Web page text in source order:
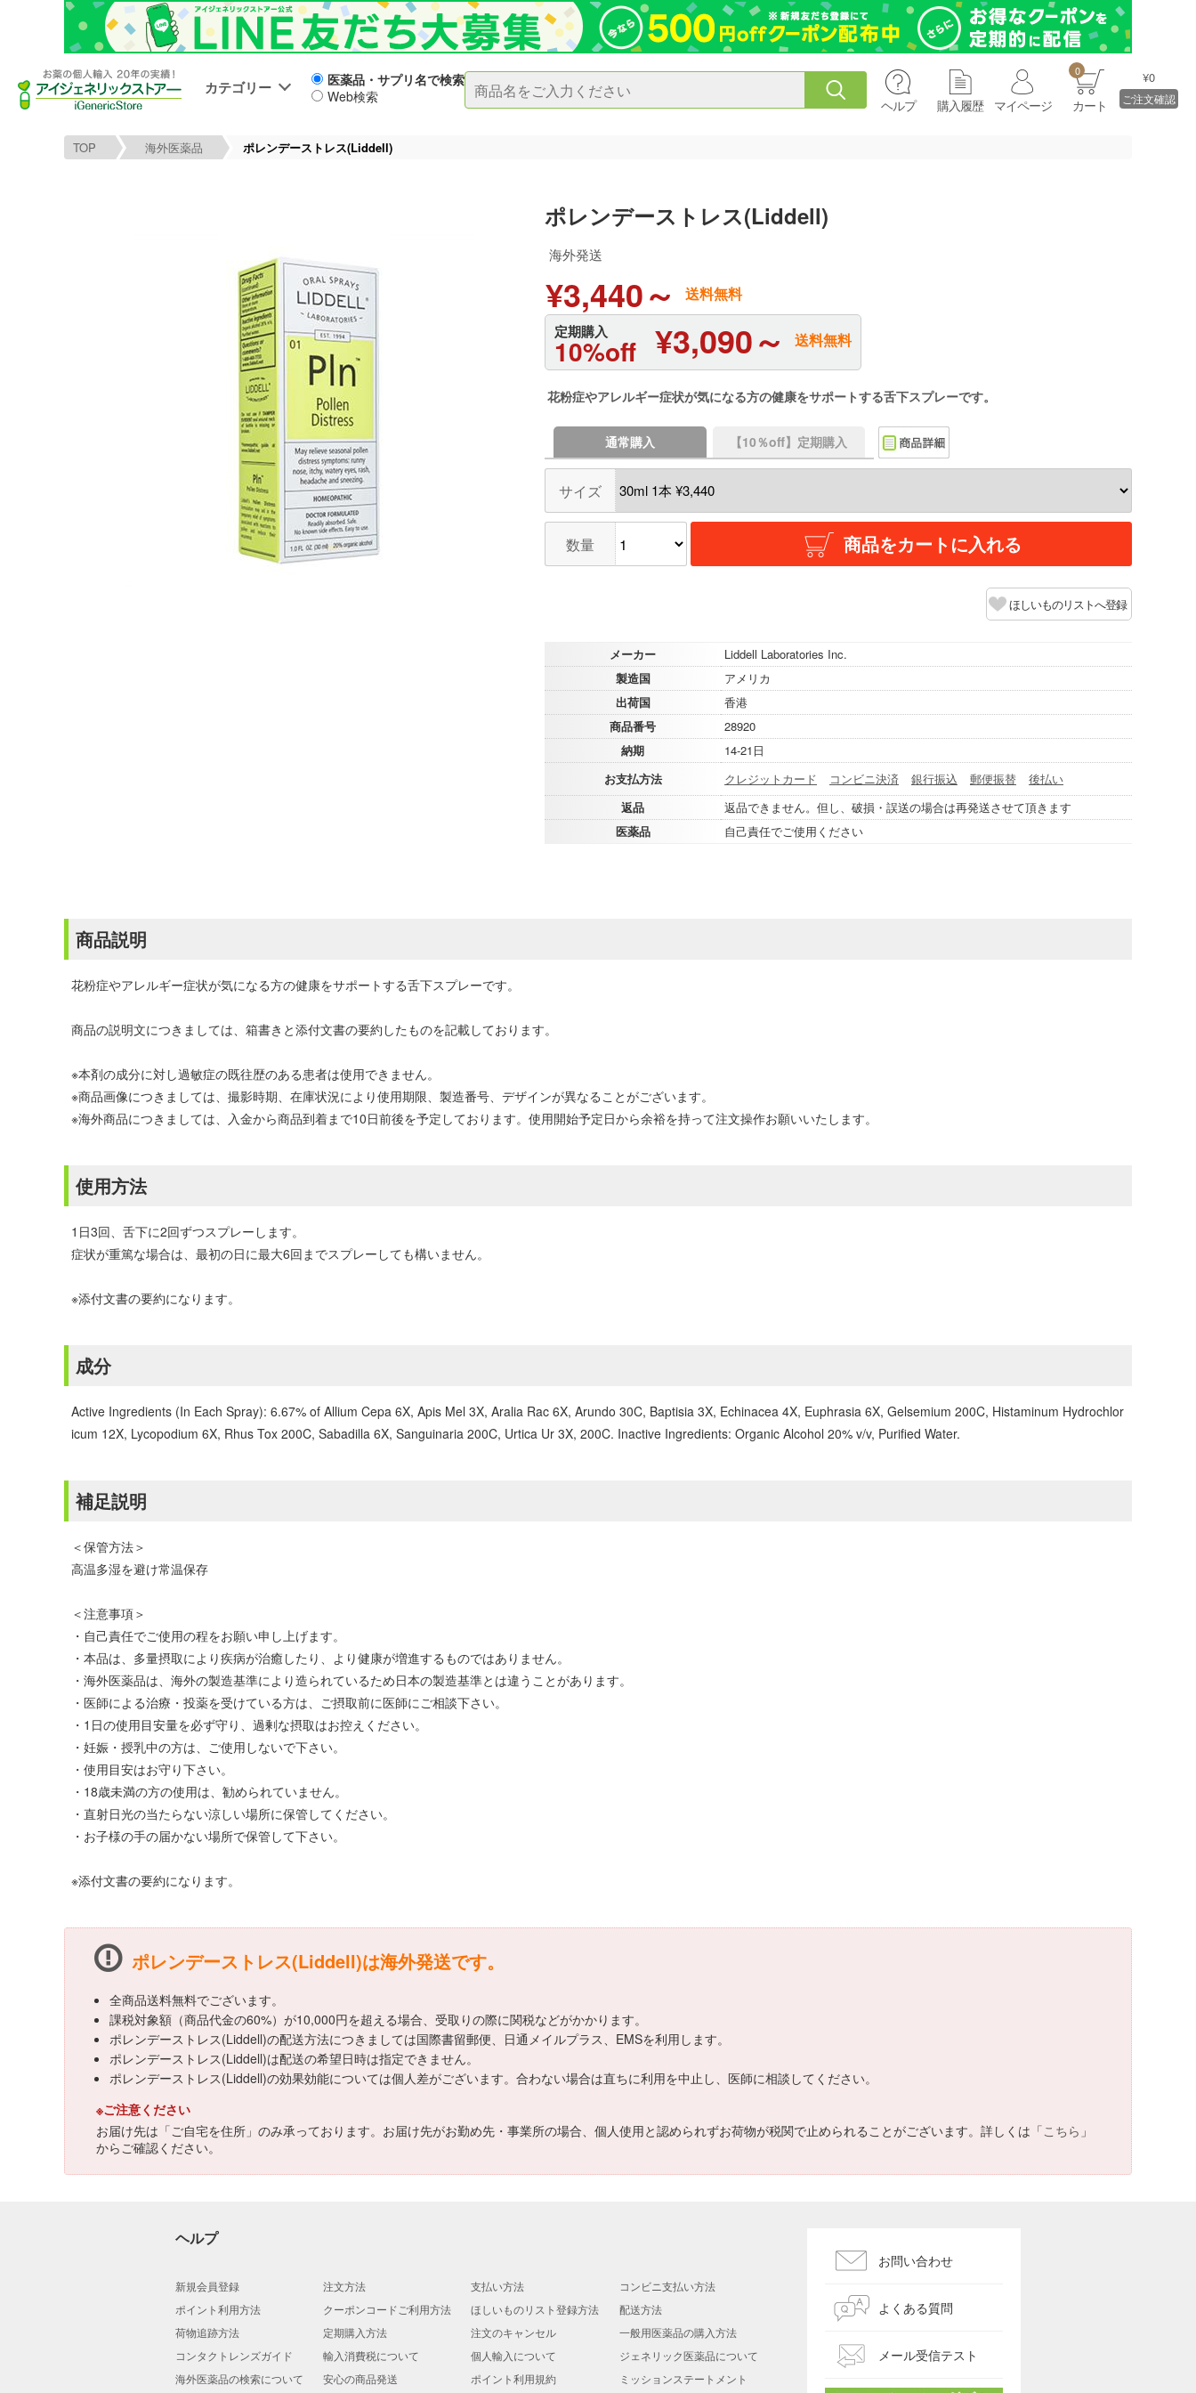
カテゴリー
医薬品・サプリ名で検索
Web検索
ヘルプ 購入履歴 マイページ
0
カート
¥0
ご注文確認
TOP 海外医薬品 ポレンデーストレス(Liddell)
ポレンデーストレス(Liddell)
海外発送
¥3,440～ 送料無料
定期購入
10%off ¥3,090～ 送料無料
花粉症やアレルギー症状が気になる方の健康をサポートする舌下スプレーです。
通常購入 【10％off】定期購入
サイズ
数量 商品をカートに入れる
ほしいものリストへ登録
メーカー
Liddell Laboratories Inc.
製造国
アメリカ
出荷国
香港
商品番号
28920
納期
14-21日
お支払方法
クレジットカード コンビニ決済 銀行振込 郵便振替
後払い
返品
返品できません。但し、破損・誤送の場合は再発送させて頂きます
医薬品
自己責任でご使用ください
商品説明
花粉症やアレルギー症状が気になる方の健康をサポートする舌下スプレーです。
商品の説明文につきましては、箱書きと添付文書の要約したものを記載しております。
※本剤の成分に対し過敏症の既往歴のある患者は使用できません。
※商品画像につきましては、撮影時期、在庫状況により使用期限、製造番号、デザインが異なることがございます。
※海外商品につきましては、入金から商品到着まで10日前後を予定しております。使用開始予定日から余裕を持って注文操作お願いいたします。
使用方法
1日3回、舌下に2回ずつスプレーします。
症状が重篤な場合は、最初の日に最大6回までスプレーしても構いません。
※添付文書の要約になります。
成分
Active Ingredients (In Each Spray): 6.67% of Allium Cepa 6X, Apis Mel 3X, Aralia Rac 6X, Arundo 30C, Baptisia 3X, Echinacea 4X, Euphrasia 6X, Gelsemium 200C, Histaminum Hydrochlor
icum 12X, Lycopodium 6X, Rhus Tox 200C, Sabadilla 6X, Sanguinaria 200C, Urtica Ur 3X, 200C. Inactive Ingredients: Organic Alcohol 20% v/v, Purified Water.
補足説明
＜保管方法＞
高温多湿を避け常温保存
＜注意事項＞
・自己責任でご使用の程をお願い申し上げます。
・本品は、多量摂取により疾病が治癒したり、より健康が増進するものではありません。
・海外医薬品は、海外の製造基準により造られているため日本の製造基準とは違うことがあります。
・医師による治療・投薬を受けている方は、ご摂取前に医師にご相談下さい。
・1日の使用目安量を必ず守り、過剰な摂取はお控えください。
・妊娠・授乳中の方は、ご使用しないで下さい。
・使用目安はお守り下さい。
・18歳未満の方の使用は、勧められていません。
・直射日光の当たらない涼しい場所に保管してください。
・お子様の手の届かない場所で保管して下さい。
※添付文書の要約になります。
ポレンデーストレス(Liddell)は海外発送です。
全商品送料無料でございます。
課税対象額（商品代金の60%）が10,000円を超える場合、受取りの際に関税などがかかります。
ポレンデーストレス(Liddell)の配送方法につきましては国際書留郵便、日通メイルプラス、EMSを利用します。
ポレンデーストレス(Liddell)は配送の希望日時は指定できません。
ポレンデーストレス(Liddell)の効果効能については個人差がございます。合わない場合は直ちに利用を中止し、医師に相談してください。
※ご注意ください
お届け先は「ご自宅を住所」のみ承っております。お届け先がお勤め先・事業所の場合、個人使用と認められずお荷物が税関で止められることがございます。詳しくは「こちら 」
からご確認ください。
ヘルプ
新規会員登録 注文方法 支払い方法
コンビニ支払い方法
ポイント利用方法
クーポンコードご利用方法 ほしいものリスト登録方法
配送方法
荷物追跡方法
定期購入方法 注文のキャンセル
一般用医薬品の購入方法
コンタクトレンズガイド
輸入消費税について 個人輸入について
ジェネリック医薬品について
海外医薬品の検索について
安心の商品発送 ポイント利用規約 ミッションステートメント
お問い合わせ
よくある質問
メール受信テスト